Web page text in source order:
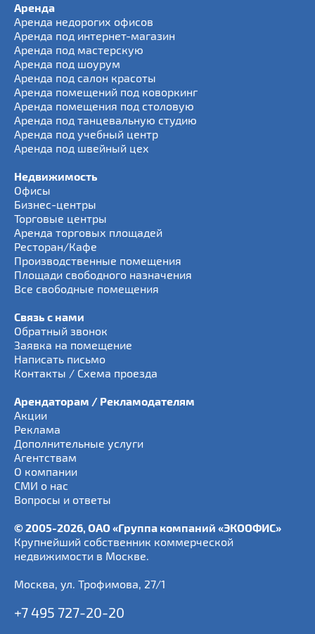
Аренда
Аренда недорогих офисов
Аренда под интернет-магазин
Аренда под мастерскую
Аренда под шоурум
Аренда под салон красоты
Аренда помещений под коворкинг
Аренда помещения под столовую
Аренда под танцевальную студию
Аренда под учебный центр
Аренда под швейный цех
Недвижимость
Офисы
Бизнес-центры
Торговые центры
Аренда торговых площадей
Ресторан/Кафе
Производственные помещения
Площади свободного назначения
Все свободные помещения
Связь с нами
Обратный звонок
Заявка на помещение
Написать письмо
Контакты / Схема проезда
Арендаторам / Рекламодателям
Акции
Реклама
Дополнительные услуги
Агентствам
О компании
СМИ о нас
Вопросы и ответы
© 2005-2026, ОАО «Группа компаний «ЭКООФИС»
Крупнейший собственник коммерческой
недвижимости в Москве.
Москва, ул. Трофимова, 27/1
+7 495 727-20-20